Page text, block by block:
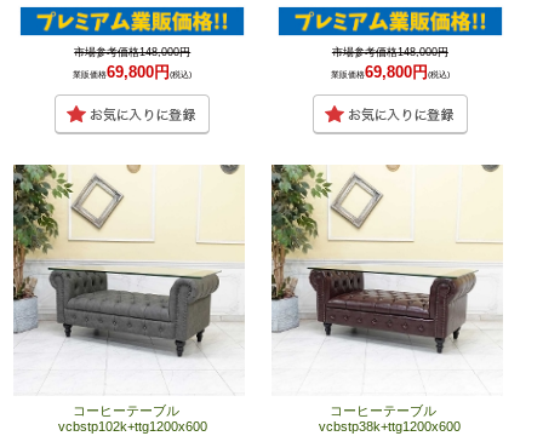
市場参考価格148,000円
業販価格69,800円(税込)
市場参考価格148,000円
業販価格69,800円 (税込)
コーヒーテーブル
vcbstp102k+ttg1200x600
コーヒーテーブル
vcbstp38k+ttg1200x600